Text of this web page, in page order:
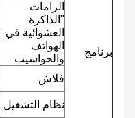
برنامج
الرامات
"الذاكرة
العشوائية في
الهواتف
والحواسيب
فلاش
نظام التشغيل